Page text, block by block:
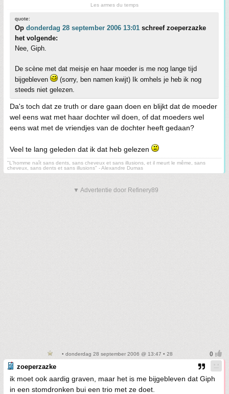
Les armes du temps
quote:
Op donderdag 28 september 2006 13:01 schreef zoeperzazke
het volgende:
Nee, Giph.
De scène met dat meisje en haar moeder is me nog lange tijd
bijgebleven
(sorry, ben namen kwijt) Ik omhels je heb ik nog
steeds niet gelezen.
Da's toch dat ze truth or dare gaan doen en blijkt dat de moeder
wel eens wat met haar dochter wil doen, of dat moeders wel
eens wat met de vriendjes van de dochter heeft gedaan?
Veel te lang geleden dat ik dat heb gelezen
"L'homme naît sans dents, sans cheveux et sans illusions, et il meurt le même, sans
cheveux, sans dents et sans illusions" - Alexandre Dumas
▼ Advertentie door Refinery89
• donderdag 28 september 2006 @ 13:47 • 28
zoeperzazke
ik moet ook aardig graven, maar het is me bijgebleven dat Giph
in een stomdronken bui een trio met ze doet.